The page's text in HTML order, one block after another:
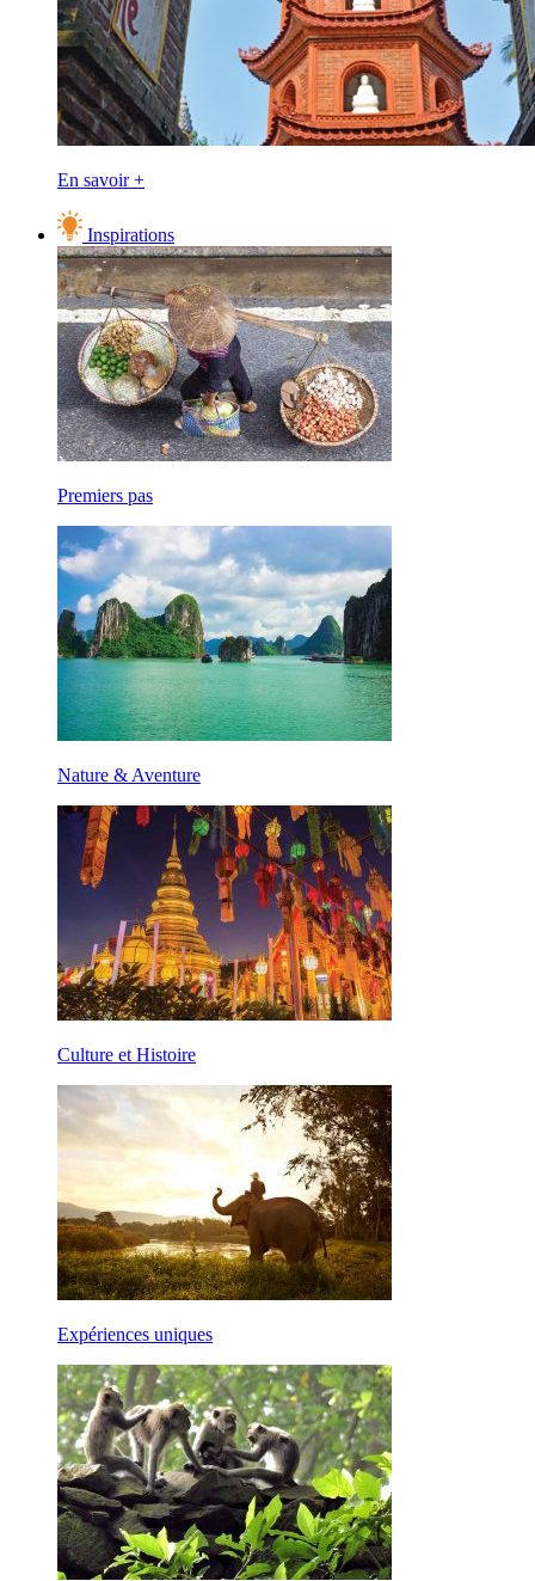
En savoir +
Inspirations
Premiers pas
Nature & Aventure
Culture et Histoire
Expériences uniques